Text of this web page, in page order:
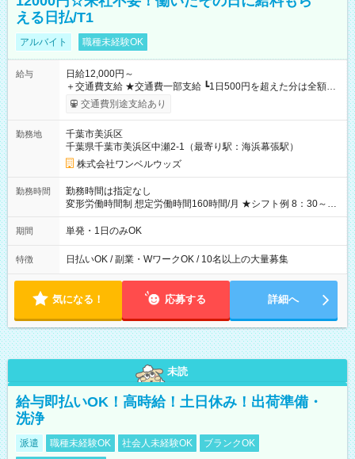
える日払/T1
アルバイト 職種未経験OK
給与
日給12,000円～
＋交通費支給 ★交通費一部支給 ┗1日500円を超えた分は全額支
給！ ※往復500円以内の方は自己負担となります ★日払いOK！
（規定あり） ┗働いたその日に現金GET♪ お仕事後はコンビニ
なし
交通費別途支給あり
勤務地
千葉市美浜区
千葉県千葉市美浜区中瀬2-1（最寄り駅：海浜幕張駅）
株式会社ワンベルウッズ
勤務時間
勤務時間は指定なし
変形労働時間制 想定労働時間160時間/月 ★シフト例 8：30～
19：00
期間 単発・1日のみOK
特徴 日払いOK / 副業・WワークOK / 10名以上の大量募集
気になる！ 応募する 詳細へ
未読
給与即払いOK！高時給！土日休み！出荷準備・
洗浄
派遣 職種未経験OK 社会人未経験OK
ブランクOK